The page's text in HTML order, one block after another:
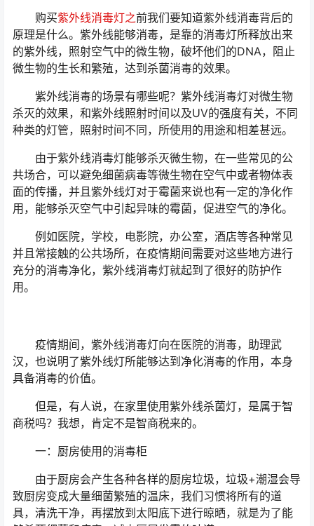
购买紫外线消毒灯之前我们要知道紫外线消毒背后的
原理是什么。紫外线能够消毒，是靠的消毒灯所释放出来
的紫外线，照射空气中的微生物，破坏他们的DNA，阻止
微生物的生长和繁殖，达到杀菌消毒的效果。
紫外线消毒的场景有哪些呢？紫外线消毒灯对微生物
杀灭的效果，和紫外线照射时间以及UV的强度有关，不同
种类的灯管，照射时间不同，所使用的用途和相差甚远。
由于紫外线消毒灯能够杀灭微生物，在一些常见的公
共场合，可以避免细菌病毒等微生物在空气中或者物体表
面的传播，并且紫外线灯对于霉菌来说也有一定的净化作
用，能够杀灭空气中引起异味的霉菌，促进空气的净化。
例如医院，学校，电影院，办公室，酒店等各种常见
并且常接触的公共场所，在疫情期间需要对这些地方进行
充分的消毒净化，紫外线消毒灯就起到了很好的防护作
用。
疫情期间，紫外线消毒灯向在医院的消毒，助理武
汉，也说明了紫外线灯所能够达到净化消毒的作用，本身
具备消毒的价值。
但是，有人说，在家里使用紫外线杀菌灯，是属于智
商税吗？我想，肯定不是智商税来的。
一：厨房使用的消毒柜
由于厨房会产生各种各样的厨房垃圾，垃圾+潮湿会导
致厨房变成大量细菌繁殖的温床，我们习惯将所有的道
具，清洗干净，再摆放到太阳底下进行晾晒，就是为了能